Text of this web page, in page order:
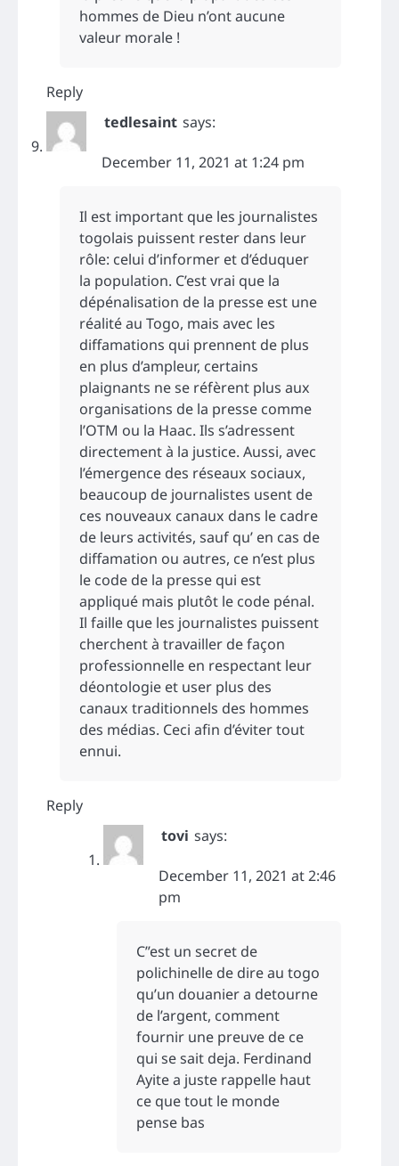
hommes de Dieu n’ont aucune
valeur morale !
Reply
tedlesaint says:
December 11, 2021 at 1:24 pm
Il est important que les journalistes
togolais puissent rester dans leur
rôle: celui d’informer et d’éduquer
la population. C’est vrai que la
dépénalisation de la presse est une
réalité au Togo, mais avec les
diffamations qui prennent de plus
en plus d’ampleur, certains
plaignants ne se réfèrent plus aux
organisations de la presse comme
l’OTM ou la Haac. Ils s’adressent
directement à la justice. Aussi, avec
l’émergence des réseaux sociaux,
beaucoup de journalistes usent de
ces nouveaux canaux dans le cadre
de leurs activités, sauf qu’ en cas de
diffamation ou autres, ce n’est plus
le code de la presse qui est
appliqué mais plutôt le code pénal.
Il faille que les journalistes puissent
cherchent à travailler de façon
professionnelle en respectant leur
déontologie et user plus des
canaux traditionnels des hommes
des médias. Ceci afin d’éviter tout
ennui.
Reply
tovi says:
December 11, 2021 at 2:46
pm
C”est un secret de
polichinelle de dire au togo
qu’un douanier a detourne
de l’argent, comment
fournir une preuve de ce
qui se sait deja. Ferdinand
Ayite a juste rappelle haut
ce que tout le monde
pense bas